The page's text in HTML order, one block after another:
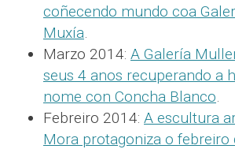
coñecendo mundo coa
Muxía.
Marzo 2014: A Galería
seus 4 anos recuperando a
nome con Concha Blanco.
Febreiro 2014: A escultura
Mora protagoniza o febreiro